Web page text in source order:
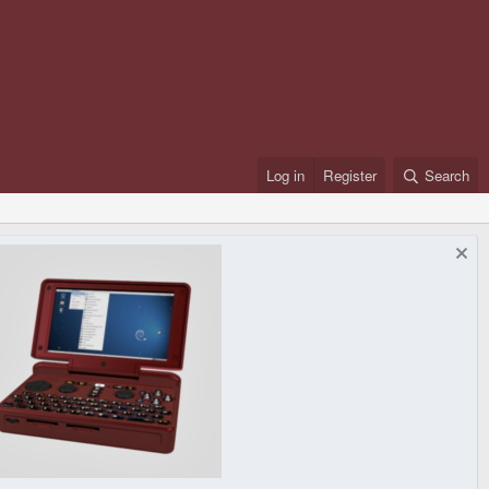
Log in Register Search